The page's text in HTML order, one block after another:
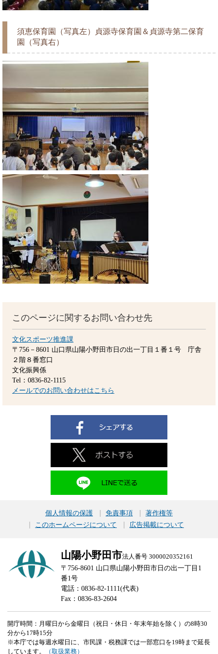
須恵保育園（写真左）貞源寺保育園＆貞源寺第二保育
園（写真右）
このページに関するお問い合わせ先
文化スポーツ推進課
〒756－8601 山口県山陽小野田市日の出一丁目１番１号 庁舎
２階８番窓口
文化振興係
Tel：0836-82-1115
メールでのお問い合わせはこちら
個人情報の保護 免責事項
著作権等
このホームページについて
広告掲載について
山陽小野田市法人番号 3000020352161
〒756-8601 山口県山陽小野田市日の出一丁目1
番1号
電話：0836-82-1111(代表)
Fax：0836-83-2604
開庁時間：月曜日から金曜日（祝日・休日・年末年始を除く）の8時30
分から17時15分
※本庁では毎週水曜日に、市民課・税務課では一部窓口を19時まで延長
しています。
（取扱業務）